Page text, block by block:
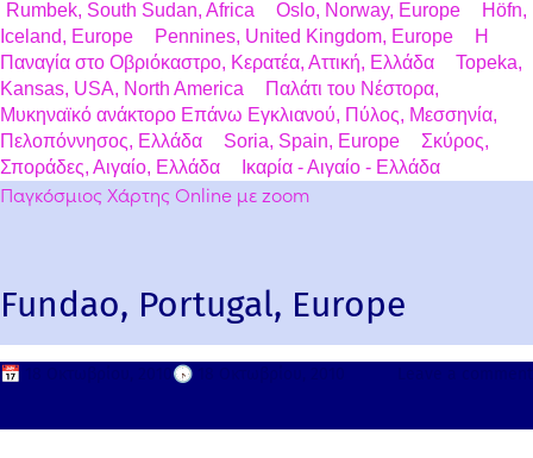
Rumbek, South Sudan, Africa Oslo, Norway, Europe
Höfn,
Iceland, Europe
Pennines, United Kingdom, Europe
Η
Παναγία στο Οβριόκαστρο, Κερατέα, Αττική, Ελλάδα
Topeka,
Kansas, USA, North America
Παλάτι του Νέστορα,
Μυκηναϊκό ανάκτορο Επάνω Εγκλιανού, Πύλος, Μεσσηνία,
Πελοπόννησος, Ελλάδα
Soria, Spain, Europe
Σκύρος,
Σποράδες, Αιγαίο, Ελλάδα
Ικαρία - Αιγαίο - Ελλάδα
Παγκόσμιος Χάρτης Online με zoom
Fundao, Portugal, Europe
📅 🕟